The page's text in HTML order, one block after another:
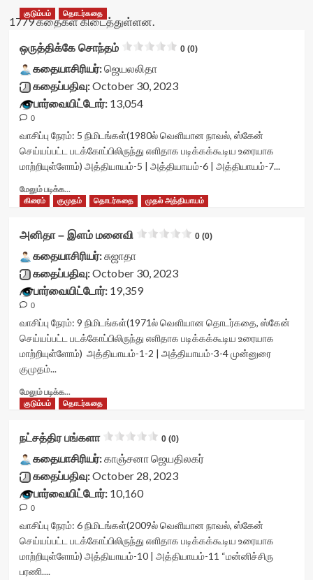
1779 கதைகள் கிடைத்துள்ளன.
குடும்பம் தொடர்கதை
ஒருத்திக்கே சொந்தம் 0 (0)
கதையாசிரியர்:ஜெயலலிதா
கதைப்பதிவு:October 30, 2023
பார்வையிட்டோர்:13,054
0
வாசிப்பு நேரம்: 5 நிமிடங்கள்(1980ல் வெளியான நாவல், ஸ்கேன்
செய்யப்பட்ட படக்கோப்பிலிருந்து எளிதாக படிக்கக்கூடிய உரையாக
மாற்றியுள்ளோம்) அத்தியாயம்-5 | அத்தியாயம்-6 | அத்தியாயம்-7...
மேலும் படிக்க...
more
ஒருத்திக்கே
சொந்தம்<div
class="yasr-
vv-
stars-
title-
<div
class='yasr-
stars-
title
stars'
id='yasr-
votes-
readonly-
rater-
88d66667a9a52'
data-
rater-
starsize='16'
data-
கிரைம் குமுதம் தொடர்கதை முதல் அத்தியாயம்
அனிதா – இளம் மனைவி 0 (0)
கதையாசிரியர்:சுஜாதா
கதைப்பதிவு:October 30, 2023
பார்வையிட்டோர்:19,359
0
வாசிப்பு நேரம்: 9 நிமிடங்கள்(1971ல் வெளியான தொடர்கதை, ஸ்கேன்
செய்யப்பட்ட படக்கோப்பிலிருந்து எளிதாக படிக்கக்கூடிய உரையாக
மாற்றியுள்ளோம்) அத்தியாயம்-1-2 | அத்தியாயம்-3-4 முன்னுரை
குமுதம்...
மேலும் படிக்க...
more
அனிதா
–
இளம்
மனைவி<div
class="yasr-
vv-
title-
container">
<div
class='yasr-
குடும்பம் தொடர்கதை
நட்சத்திர பங்களா 0 (0)
கதையாசிரியர்:காஞ்சனா ஜெயதிலகர்
கதைப்பதிவு:October 28, 2023
பார்வையிட்டோர்:10,160
0
வாசிப்பு நேரம்: 6 நிமிடங்கள்(2009ல் வெளியான நாவல், ஸ்கேன்
செய்யப்பட்ட படக்கோப்பிலிருந்து எளிதாக படிக்கக்கூடிய உரையாக
மாற்றியுள்ளோம்) அத்தியாயம்-10 | அத்தியாயம்-11 “மன்னிச்சிரு
பரணி....